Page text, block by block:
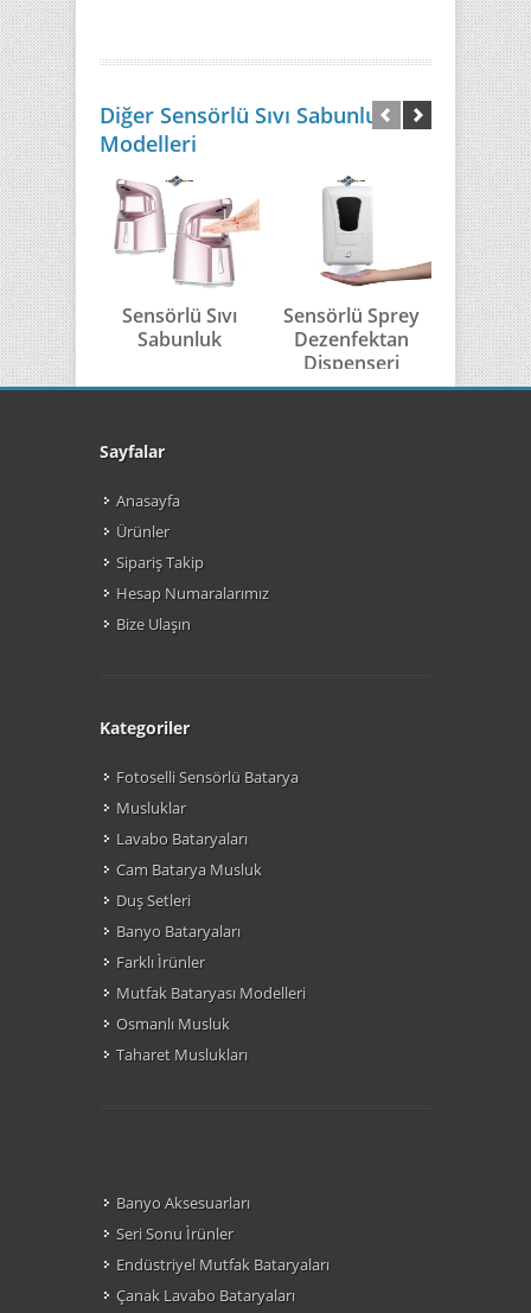
Diğer Sensörlü Sıvı Sabunluk
Modelleri
Sensörlü Sıvı
Sabunluk
Sensörlü Sprey
Dezenfektan
Dispenseri
Sayfalar
Anasayfa
Ürünler
Sipariş Takip
Hesap Numaralarımız
Bize Ulaşın
Kategoriler
Fotoselli Sensörlü Batarya
Musluklar
Lavabo Bataryaları
Cam Batarya Musluk
Duş Setleri
Banyo Bataryaları
Farklı Ìrünler
Mutfak Bataryası Modelleri
Osmanlı Musluk
Taharet Muslukları
Banyo Aksesuarları
Seri Sonu Ìrünler
Endüstriyel Mutfak Bataryaları
Çanak Lavabo Bataryaları